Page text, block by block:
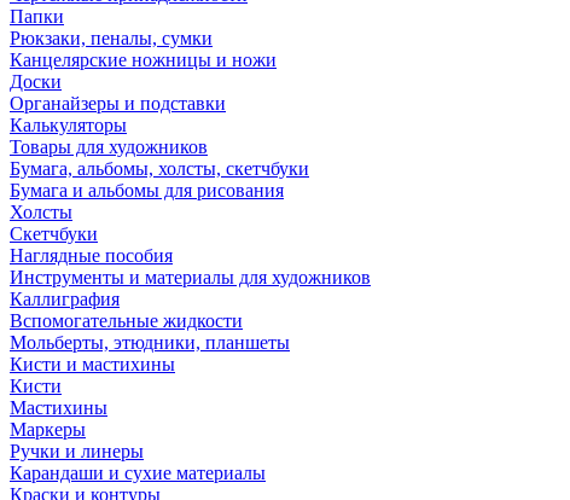
Папки
Рюкзаки, пеналы, сумки
Канцелярские ножницы и ножи
Доски
Органайзеры и подставки
Калькуляторы
Товары для художников
Бумага, альбомы, холсты, скетчбуки
Бумага и альбомы для рисования
Холсты
Скетчбуки
Наглядные пособия
Инструменты и материалы для художников
Каллиграфия
Вспомогательные жидкости
Мольберты, этюдники, планшеты
Кисти и мастихины
Кисти
Мастихины
Маркеры
Ручки и линеры
Карандаши и сухие материалы
Краски и контуры